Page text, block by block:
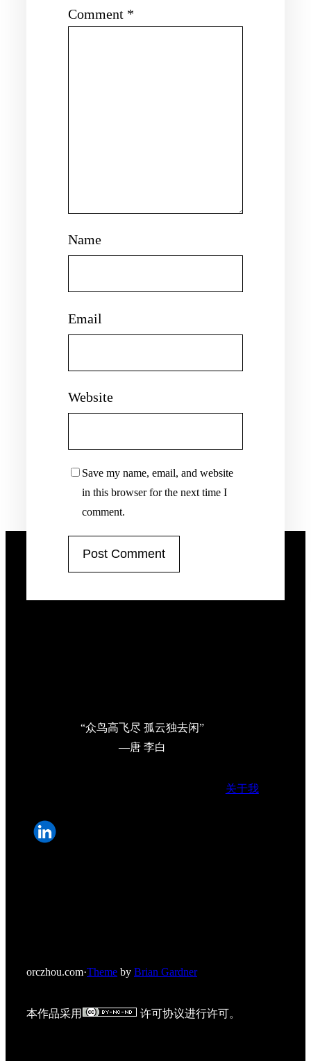
Comment *
Name
Email
Website
Save my name, email, and website
in this browser for the next time I
comment.
“众鸟高飞尽 孤云独去闲”
—唐 李白
关于我
orczhou.com·Theme by Brian Gardner
本作品采用 许可协议进行许可。